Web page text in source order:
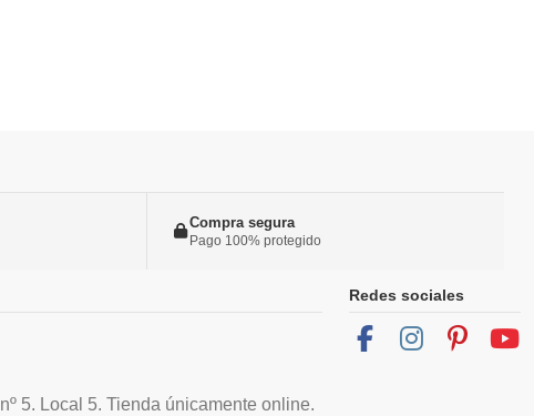
Compra segura
Pago 100% protegido
5. Local 5. Tienda únicamente online.
Redes sociales